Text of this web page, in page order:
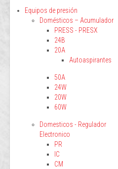
Equipos de presión
Domésticos – Acumulador
PRESS - PRESX
24B
20A
Autoaspirantes
50A
24W
20W
60W
Domesticos - Regulador
Electronico
PR
IC
CM